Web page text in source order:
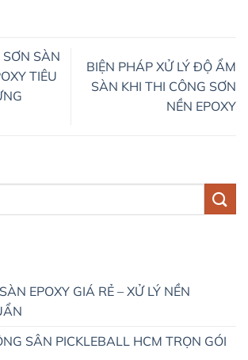
SÀN
TIÊU
BIỆN PHÁP XỬ LÝ ĐỘ ẨM
SÀN KHI THI CÔNG SƠN
NỀN EPOXY
EPOXY GIÁ RẺ – XỬ LÝ NỀN
SÂN PICKLEBALL HCM TRỌN GÓI